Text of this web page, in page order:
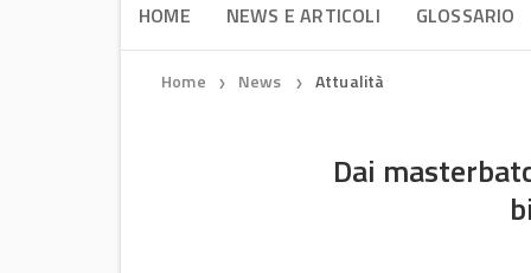
HOME NEWS E ARTICOLI GLOSSARIO
Home ❯ News ❯ Attualità
Dai